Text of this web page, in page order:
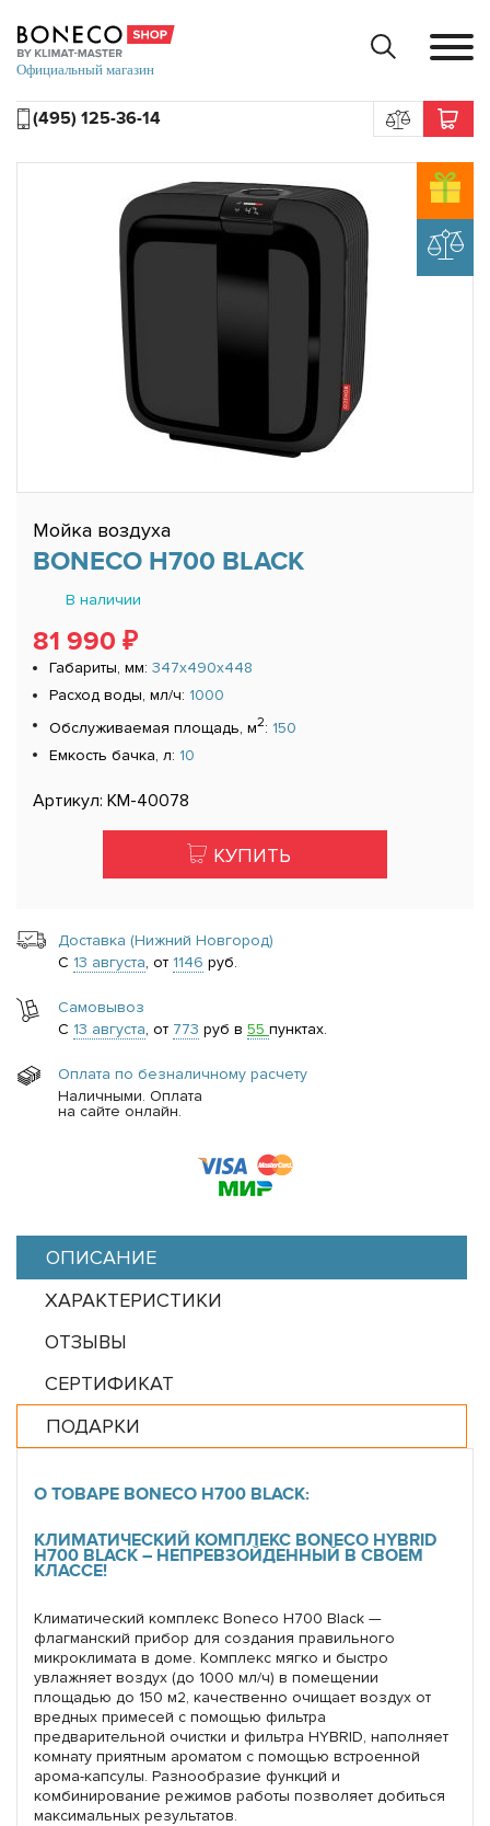
(495) 125-36-14
Мойка воздуха
BONECO H700 BLACK
В наличии
81 990 ₽
Габариты, мм: 347x490x448
Расход воды, мл/ч: 1000
Обслуживаемая площадь, м2: 150
Емкость бачка, л: 10
Артикул: КМ-40078
КУПИТЬ
Доставка (Нижний Новгород)
С 13 августа, от 1146 руб.
Самовывоз
С 13 августа, от 773 руб в 55 пунктах.
Оплата по безналичному расчету
Наличными. Оплата
на сайте онлайн.
ОПИСАНИЕ
ХАРАКТЕРИСТИКИ
ОТЗЫВЫ
СЕРТИФИКАТ
ПОДАРКИ
О ТОВАРЕ BONECO H700 BLACK:
КЛИМАТИЧЕСКИЙ КОМПЛЕКС BONECO HYBRID
H700 BLACK – НЕПРЕВЗОЙДЕННЫЙ В СВОЕМ
КЛАССЕ!
Климатический комплекс Boneco H700 Black —
флагманский прибор для создания правильного
микроклимата в доме. Комплекс мягко и быстро
увлажняет воздух (до 1000 мл/ч) в помещении
площадью до 150 м2, качественно очищает воздух от
вредных примесей с помощью фильтра
предварительной очистки и фильтра HYBRID, наполняет
комнату приятным ароматом с помощью встроенной
арома-капсулы. Разнообразие функций и
комбинирование режимов работы позволяет добиться
максимальных результатов.